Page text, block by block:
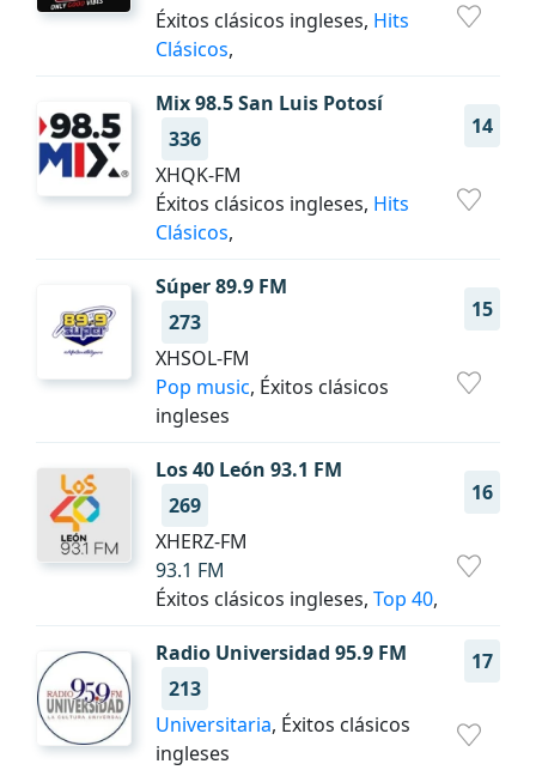
Éxitos clásicos ingleses, Hits
Clásicos,
Mix 98.5 San Luis Potosí
14
336
XHQK-FM
Éxitos clásicos ingleses, Hits
Clásicos,
Súper 89.9 FM
15
273
XHSOL-FM
Pop music, Éxitos clásicos
ingleses
Los 40 León 93.1 FM
16
269
XHERZ-FM
93.1 FM
Éxitos clásicos ingleses, Top 40,
Radio Universidad 95.9 FM
17
213
Universitaria, Éxitos clásicos
ingleses